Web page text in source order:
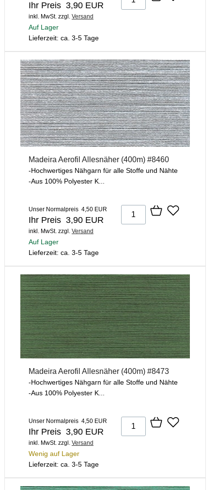
Ihr Preis 3,90 EUR
inkl. MwSt. zzgl. Versand
Auf Lager
Lieferzeit: ca. 3-5 Tage
Madeira Aerofil Allesnäher (400m) #8460
-Hochwertiges Nähgarn für alle Stoffe und Nähte
-Aus 100% Polyester K...
Unser Normalpreis 4,50 EUR
Ihr Preis 3,90 EUR
inkl. MwSt. zzgl. Versand
Auf Lager
Lieferzeit: ca. 3-5 Tage
Madeira Aerofil Allesnäher (400m) #8473
-Hochwertiges Nähgarn für alle Stoffe und Nähte
-Aus 100% Polyester K...
Unser Normalpreis 4,50 EUR
Ihr Preis 3,90 EUR
inkl. MwSt. zzgl. Versand
Wenig auf Lager
Lieferzeit: ca. 3-5 Tage